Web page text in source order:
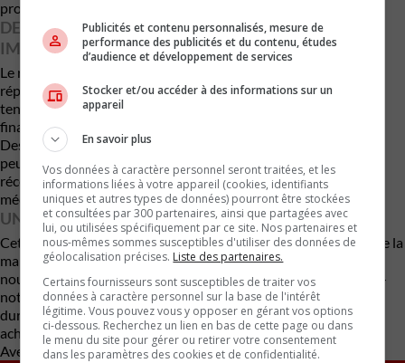
propriétaires déjà affectés.
DES CONSÉQUENCES FINANCIÈRES ET D’IMAGE
IMPORTANTES
Le remplacement d’un joint de culasse figure parmi les
réparations les plus coûteuses d’un moteur à essence. Compte
tenu du volume de Civic, CR-V et Accord vendus, les enjeux
financiers pour Honda Canada sont considérables.
Des experts juridiques rappellent que si ces recours collectifs
peuvent durer des années, les tribunaux canadiens ont
récemment favorisé les consommateurs lorsqu’un défaut
mécanique systémique était démontré.
UNE RÉPUTATION EN JEU
Cette affaire tombe à un moment délicat pour Honda, alors que la
marque mise sur la fiabilité pour soutenir le lancement de ses
nouveaux VUS HR-V et CR-V. Face à une concurrence accrue —
notamment du côté de Nissan ou Kia —, la transparence et la
durabilité à long terme pèseront lourd dans la confiance des
acheteurs.
Avec des renseignements d’Automotive News Canada
Publicités et contenu personnalisés, mesure de
performance des publicités et du contenu, études
d’audience et développement de services
Stocker et/ou accéder à des informations sur un
appareil
En savoir plus
Vos données à caractère personnel seront traitées, et les
informations liées à votre appareil (cookies, identifiants
uniques et autres types de données) pourront être stockées
et consultées par 300 partenaires, ainsi que partagées avec
lui, ou utilisées spécifiquement par ce site. Nos partenaires et
nous-mêmes sommes susceptibles d'utiliser des données de
géolocalisation précises. Liste des partenaires.
Certains fournisseurs sont susceptibles de traiter vos
données à caractère personnel sur la base de l'intérêt
légitime. Vous pouvez vous y opposer en gérant vos options
ci-dessous. Recherchez un lien en bas de cette page ou dans
le menu du site pour gérer ou retirer votre consentement
dans les paramètres des cookies et de confidentialité.